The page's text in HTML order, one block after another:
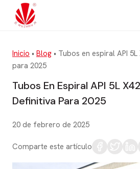
Saltar
contenido
Inicio • Blog • Tubos en espiral API
para 2025
Tubos En Espiral API 5L
Definitiva Para 2025
20 de febrero de 2025
Comparte este artículo